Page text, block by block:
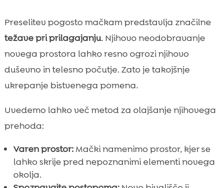
Preselitev pogosto mačkam predstavlja značilne
težave pri prilagajanju. Njihovo neodobravanje
novega prostora lahko resno ogrozi njihovo
duševno in telesno počutje. Zato je takojšnje
ukrepanje bistvenega pomena.
Uvedemo lahko več metod za olajšanje njihovega
prehoda:
Varen prostor:Mački namenimo prostor, kjer se
lahko skrije pred nepoznanimi elementi novega
okolja.